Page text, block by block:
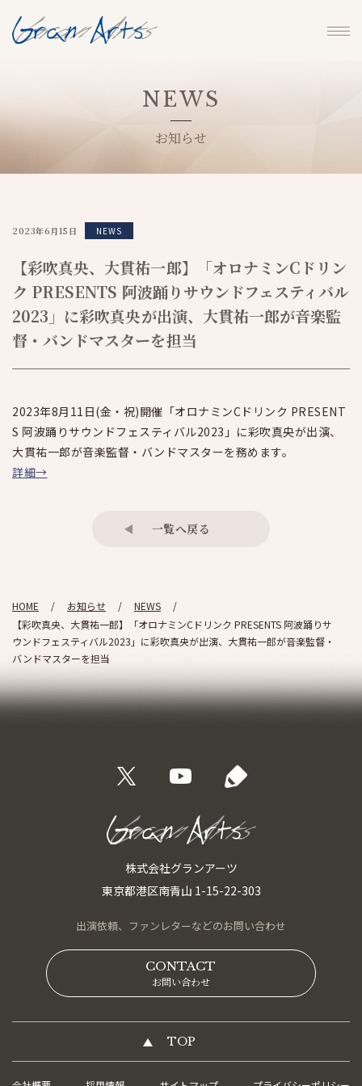
NEWS
お知らせ
2023年6月15日 NEWS
【彩吹真央、大貫祐一郎】「オロナミンCドリン
ク PRESENTS 阿波踊りサウンドフェスティバル
2023」に彩吹真央が出演、大貫祐一郎が音楽監
督・バンドマスターを担当
2023年8月11日(金・祝)開催「オロナミンCドリンク PRESENT
S 阿波踊りサウンドフェスティバル2023」に彩吹真央が出演、
大貫祐一郎が音楽監督・バンドマスターを務めます。
詳細→
一覧へ戻る
HOME お知らせ
NEWS
【彩吹真央、大貫祐一郎】「オロナミンCドリンク PRESENTS 阿波踊りサ
ウンドフェスティバル2023」に彩吹真央が出演、大貫祐一郎が音楽監督・
バンドマスターを担当
株式会社グランアーツ
東京都港区南青山 1-15-22-303
出演依頼、 ファンレターなどのお問い合わせ
CONTACT
お問い合わせ
TOP